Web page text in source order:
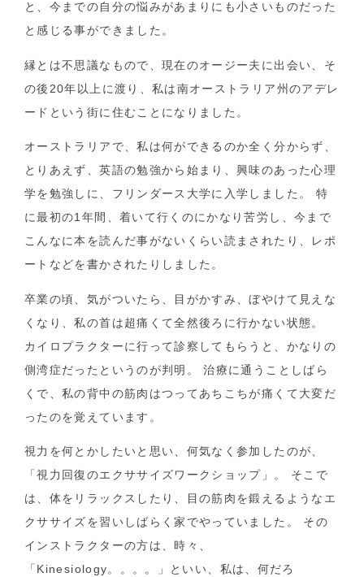
と、今までの自分の悩みがあまりにも小さいものだった
と感じる事ができました。
縁とは不思議なもので、現在のオージー夫に出会い、そ
の後20年以上に渡り、私は南オーストラリア州のアデレ
ードという街に住むことになりました。
オーストラリアで、私は何ができるのか全く分からず、
とりあえず、英語の勉強から始まり、興味のあった心理
学を勉強しに、フリンダース大学に入学しました。 特
に最初の1年間、着いて行くのにかなり苦労し、今まで
こんなに本を読んだ事がないくらい読まされたり、レポ
ートなどを書かされたりしました。
卒業の頃、気がついたら、目がかすみ、ぼやけて見えな
くなり、私の首は超痛くて全然後ろに行かない状態。
カイロプラクターに行って診察してもらうと、かなりの
側湾症だったというのが判明。 治療に通うことしばら
くで、私の背中の筋肉はつってあちこちが痛くて大変だ
ったのを覚えています。
視力を何とかしたいと思い、何気なく参加したのが、
「視力回復のエクササイズワークショップ」。 そこで
は、体をリラックスしたり、目の筋肉を鍛えるようなエ
クササイズを習いしばらく家でやっていました。 その
インストラクターの方は、時々、
「Kinesiology。。。。」といい、私は、何だろ